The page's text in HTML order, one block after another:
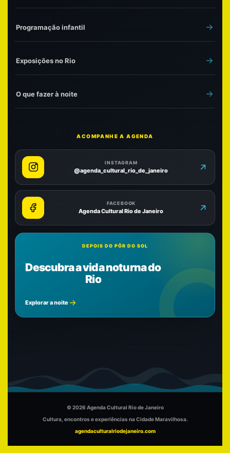
Programação infantil
Exposições no Rio
O que fazer à noite
ACOMPANHE A AGENDA
INSTAGRAM
@agenda_cultural_rio_de_janeiro
FACEBOOK
Agenda Cultural Rio de Janeiro
DEPOIS DO PÔR DO SOL
Descubra a vida noturna do
Rio
Explorar a noite
© 2026 Agenda Cultural Rio de Janeiro
Cultura, encontros e experiências na Cidade Maravilhosa.
agendaculturalriodejaneiro.com